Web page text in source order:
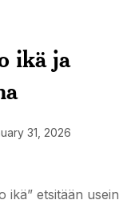
ikä ja
31, 2026
ikä” etsitään usein